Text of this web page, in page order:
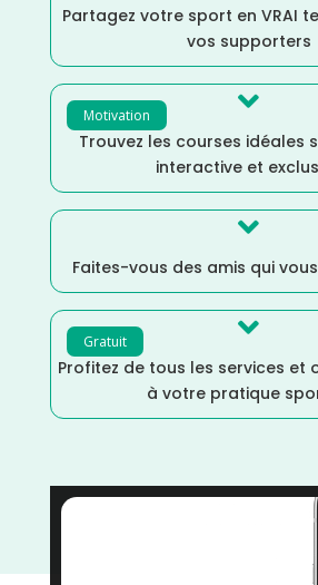
Partagez votre sport en VRAI
vos supporters
Motivation 
Trouvez les courses idéales
interactive et

Faites-vous des amis qui
Gratuit 
Profitez de tous les services et
à votre pratique
Distance